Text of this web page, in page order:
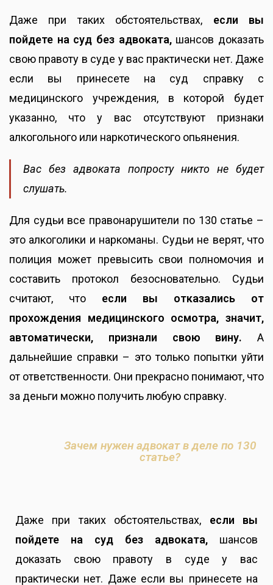
Даже при таких обстоятельствах, если вы
пойдете на суд без адвоката,шансов доказать
свою правоту в суде у вас практически нет. Даже
если вы принесете на суд справку с
медицинского учреждения, в которой будет
указанно, что у вас отсутствуют признаки
алкогольного или наркотического опьянения.
Вас без адвоката попросту никто не будет
слушать.
Для судьи все правонарушители по 130 статье –
это алкоголики и наркоманы. Судьи не верят, что
полиция может превысить свои полномочия и
составить протокол безосновательно. Судьи
считают, что если вы отказались от
прохождения медицинского осмотра, значит,
автоматически, признали свою вину. А
дальнейшие справки – это только попытки уйти
от ответственности. Они прекрасно понимают, что
за деньги можно получить любую справку.
Зачем нужен адвокат в деле по 130
статье?
Даже при таких обстоятельствах, если вы
пойдете на суд без адвоката, шансов
доказать свою правоту в суде у вас
практически нет. Даже если вы принесете на